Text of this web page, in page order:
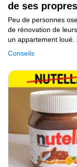
de ses
Conseils
Peu de personnes
de rénovation de
un appartement loué.
Chuvinova, elle, n’a
cherchait
le consentement du
obtenir une
six mois à
piles de débris du
et collé du papier peint.